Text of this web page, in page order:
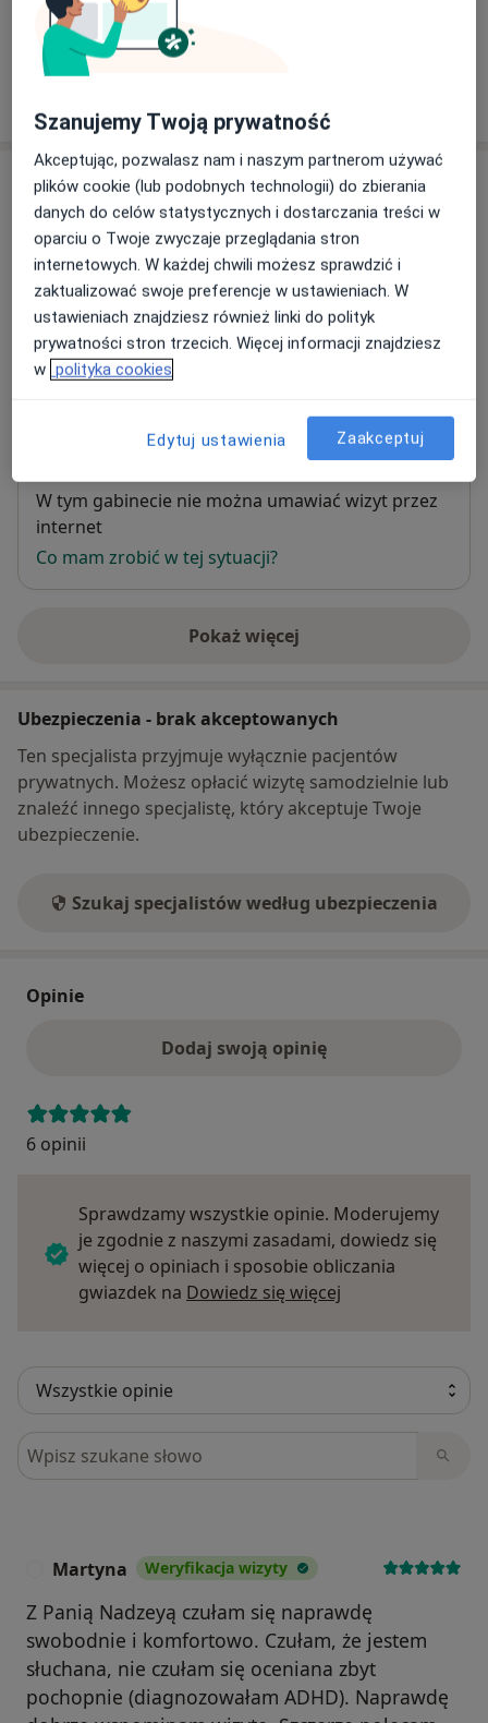
200 zł Szczegóły
Adresy (2)
Adres 1 Adres 2
NZOZ Centrum Terapii Dialog - Żoliborz
(obok Kępy Potockiej)
Gwiaździsta 5,
Powiększ mapęotwiera się w nowej karcie
Dostępność
W tym gabinecie nie można umawiać wizyt przez
internet
Co mam zrobić w tej sytuacji?
Pokaż więcej
o adresie
Ubezpieczenia - brak akceptowanych
Ten specjalista przyjmuje wyłącznie pacjentów
prywatnych. Możesz opłacić wizytę samodzielnie lub
znaleźć innego specjalistę, który akceptuje Twoje
ubezpieczenie.
Szukaj specjalistów według ubezpieczenia
Opinie
Dodaj swoją opinię
6 opinii
Sprawdzamy wszystkie opinie. Moderujemy
je zgodnie z naszymi zasadami, dowiedz się
więcej o opiniach i sposobie obliczania
gwiazdek na Dowiedz się więcej
Szukaj w opiniach
Martyna Weryfikacja wizyty
Z Panią Nadzeyą czułam się naprawdę
swobodnie i komfortowo. Czułam, że jestem
słuchana, nie czułam się oceniana zbyt
pochopnie (diagnozowałam ADHD). Naprawdę
Szanujemy Twoją prywatność
Akceptując, pozwalasz nam i naszym partnerom używać
plików cookie (lub podobnych technologii) do zbierania
danych do celów statystycznych i dostarczania treści w
oparciu o Twoje zwyczaje przeglądania stron
internetowych. W każdej chwili możesz sprawdzić i
zaktualizować swoje preferencje w ustawieniach. W
ustawieniach znajdziesz również linki do polityk
prywatności stron trzecich. Więcej informacji znajdziesz
w polityka cookies
Edytuj ustawienia Zaakceptuj